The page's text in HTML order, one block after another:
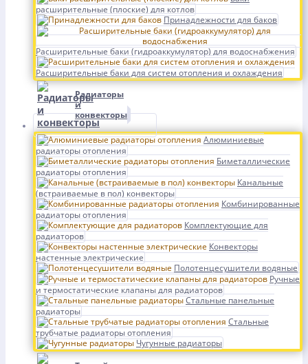
расширительные (плоские) для котлов
Принадлежности для баков
Расширительные баки (гидроаккумулятор) для водоснабжения
Расширительные баки для систем отопления и охлаждения
Радиаторы
и
конвекторы
Алюминиевые
радиаторы отопления
Биметаллические
радиаторы отопления
Канальные
(встраиваемые в пол) конвекторы
Комбинированные
радиаторы отопления
Комплектующие для
радиаторов
Конвекторы
настенные электрические
Полотенцесушители водяные
Ручные
и термостатические клапаны для радиаторов
Стальные панельные
радиаторы
Стальные
трубчатые радиаторы отопления
Чугунные радиаторы